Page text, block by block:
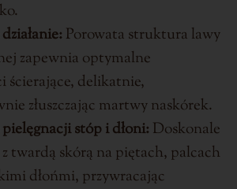
Porowata struktura lawy
zapewnia optymalne
ścierające, delikatnie,
złuszczając martwy naskórek.
stóp i dłoni: Doskonale
twardą skórą na piętach, palcach
dłońmi, przywracając